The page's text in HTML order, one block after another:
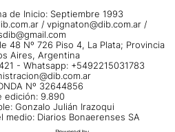
de Inicio: Septiembre 1993
/ vpignaton@dib.com.ar /
48 Nº 726 Piso 4, La Plata; Provincia
Aires, Argentina
- Whatsapp: +5492215031783
Nº 32644856
edición: 9.890
Gonzalo Julián Irazoqui
medio: Diarios Bonaerenses SA